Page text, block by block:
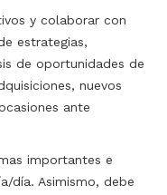
y colaborar con
estrategias,
de oportunidades de
nuevos
ante
importantes e
día. Asimismo, debe